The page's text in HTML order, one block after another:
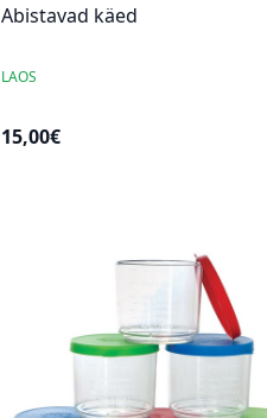
Abistavad käed
LAOS
15,00€